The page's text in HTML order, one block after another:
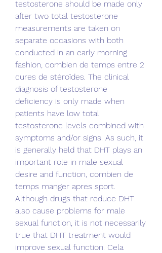
testosterone should be made only
after two total testosterone
measurements are taken on
separate occasions with both
conducted in an early morning
fashion, combien de temps entre 2
cures de stéroïdes. The clinical
diagnosis of testosterone
deficiency is only made when
patients have low total
testosterone levels combined with
symptoms and/or signs. As such, it
is generally held that DHT plays an
important role in male sexual
desire and function, combien de
temps manger apres sport.
Although drugs that reduce DHT
also cause problems for male
sexual function, it is not necessarily
true that DHT treatment would
improve sexual function. Cela